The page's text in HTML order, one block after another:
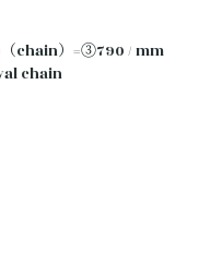
chain）=③790 / mm
chain